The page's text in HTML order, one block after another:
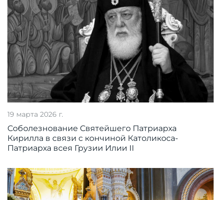
19 марта 2026 г.
Соболезнование Святейшего Патриарха
Кирилла в связи с кончиной Католикоса-
Патриарха всея Грузии Илии II